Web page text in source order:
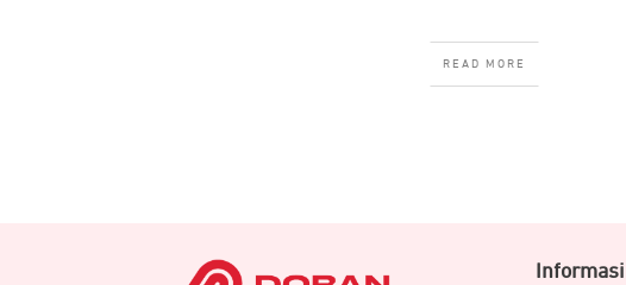
READ MORE
Informasi